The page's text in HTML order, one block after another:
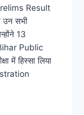
Result
उन सभी
13
Public
में हिस्सा लिया